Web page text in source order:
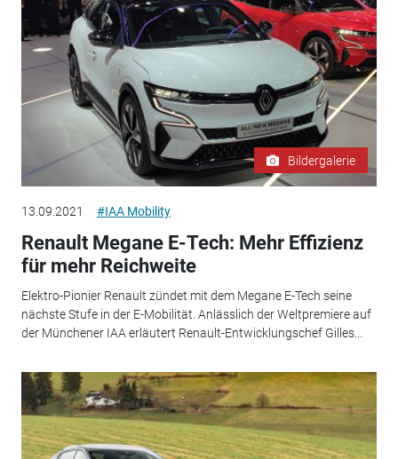
Bildergalerie
13.09.2021 #IAA Mobility
Renault Megane E-Tech: Mehr Effizienz
für mehr Reichweite
Elektro-Pionier Renault zündet mit dem Megane E-Tech seine
nächste Stufe in der E-Mobilität. Anlässlich der Weltpremiere auf
der Münchener IAA erläutert Renault-Entwicklungschef Gilles...